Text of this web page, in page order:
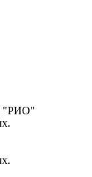
"РИО"